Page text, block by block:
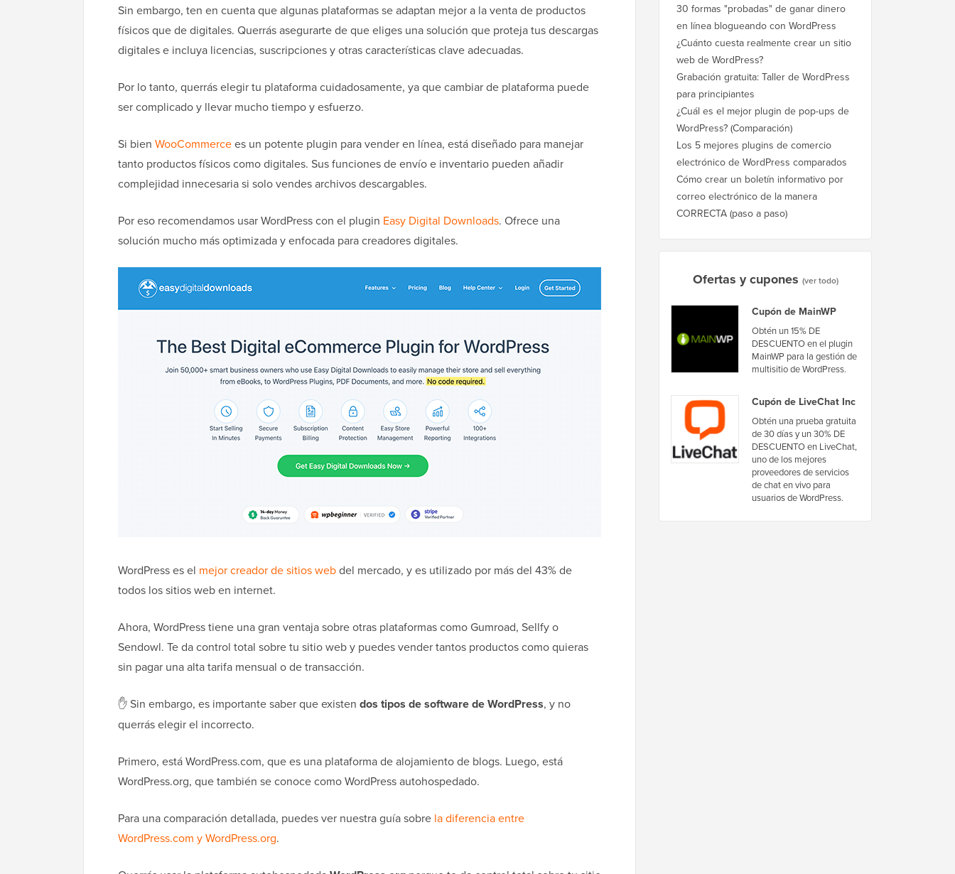
Sin embargo, ten en cuenta que algunas plataformas se adaptan mejor a la venta de productos
físicos que de digitales. Querrás asegurarte de que eliges una solución que proteja tus descargas
digitales e incluya licencias, suscripciones y otras características clave adecuadas.
Por lo tanto, querrás elegir tu plataforma cuidadosamente, ya que cambiar de plataforma puede
ser complicado y llevar mucho tiempo y esfuerzo.
Si bien WooCommercees un potente plugin para vender en línea, está diseñado para manejar
tanto productos físicos como digitales. Sus funciones de envío e inventario pueden añadir
complejidad innecesaria si solo vendes archivos descargables.
Por eso recomendamos usar WordPress con el plugin Easy Digital Downloads. Ofrece una
solución mucho más optimizada y enfocada para creadores digitales.
WordPress es el mejor creador de sitios webdel mercado, y es utilizado por más del 43% de
todos los sitios web en internet.
Ahora, WordPress tiene una gran ventaja sobre otras plataformas como Gumroad, Sellfy o
Sendowl. Te da control total sobre tu sitio web y puedes vender tantos productos como quieras
sin pagar una alta tarifa mensual o de transacción.
✋ Sin embargo, es importante saber que existen dos tipos de software de WordPress, y no
querrás elegir el incorrecto.
Primero, está WordPress.com, que es una plataforma de alojamiento de blogs. Luego, está
WordPress.org, que también se conoce como WordPress autohospedado.
Para una comparación detallada, puedes ver nuestra guía sobre la diferencia entre
WordPress.com y WordPress.org.
30 formas "probadas" de ganar dinero
en línea blogueando con WordPress
¿Cuánto cuesta realmente crear un sitio
web de WordPress?
Grabación gratuita: Taller de WordPress
para principiantes
¿Cuál es el mejor plugin de pop-ups de
WordPress? (Comparación)
Los 5 mejores plugins de comercio
electrónico de WordPress comparados
Cómo crear un boletín informativo por
correo electrónico de la manera
CORRECTA (paso a paso)
Ofertas y cupones (ver todo)
Cupón de MainWP
Obtén un 15% DE
DESCUENTO en el plugin
MainWP para la gestión de
multisitio de WordPress.
Cupón de LiveChat Inc
Obtén una prueba gratuita
de 30 días y un 30% DE
DESCUENTO en LiveChat,
uno de los mejores
proveedores de servicios
de chat en vivo para
usuarios de WordPress.